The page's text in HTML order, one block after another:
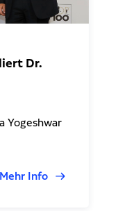
Dr.
Yogeshwar
Mehr Info